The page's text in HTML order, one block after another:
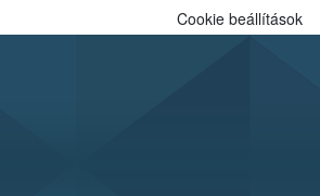
Cookie beállítások